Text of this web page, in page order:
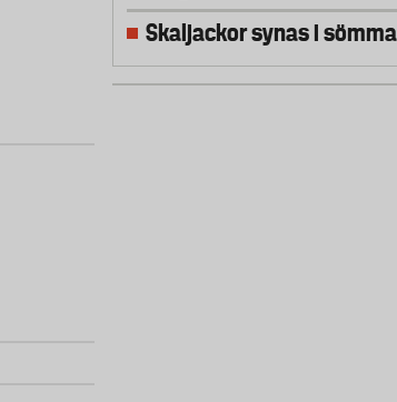
Skaljackor synas i